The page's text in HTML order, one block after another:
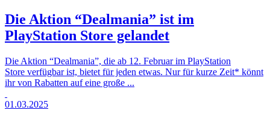
Die Aktion “Dealmania” ist im
PlayStation Store gelandet
Die Aktion “Dealmania”, die ab 12. Februar im PlayStation
Store verfügbar ist, bietet für jeden etwas. Nur für kurze Zeit* könnt
ihr von Rabatten auf eine große ...
01.03.2025